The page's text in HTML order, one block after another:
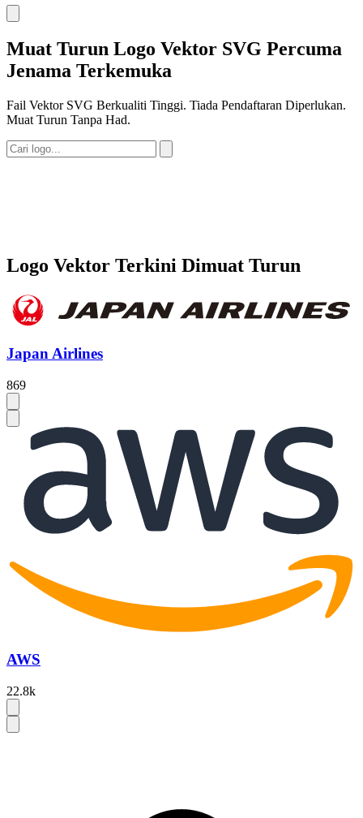
Muat Turun Logo Vektor SVG Percuma
Jenama Terkemuka
Fail Vektor SVG Berkualiti Tinggi. Tiada Pendaftaran Diperlukan.
Muat Turun Tanpa Had.
Logo Vektor Terkini Dimuat Turun
Japan Airlines
869
AWS
22.8k